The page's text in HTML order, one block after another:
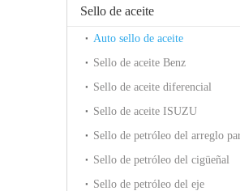
Sello de aceite
Auto sello de aceite
Sello de aceite Benz
Sello de aceite diferencial
Sello de aceite ISUZU
Sello de petróleo del cigüeñal
Sello de petróleo del eje